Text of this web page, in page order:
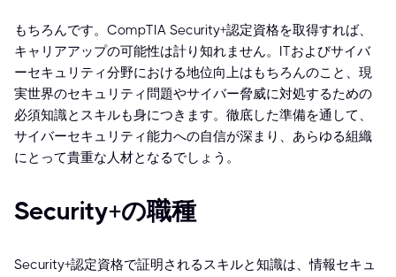
もちろんです。CompTIA Security+認定資格を取得すれば、
キャリアアップの可能性は計り知れません。ITおよびサイバ
ーセキュリティ分野における地位向上はもちろんのこと、現
実世界のセキュリティ問題やサイバー脅威に対処するための
必須知識とスキルも身につきます。徹底した準備を通して、
サイバーセキュリティ能力への自信が深まり、あらゆる組織
にとって貴重な人材となるでしょう。
Security+の職種
Security+認定資格で証明されるスキルと知識は、情報セキュ